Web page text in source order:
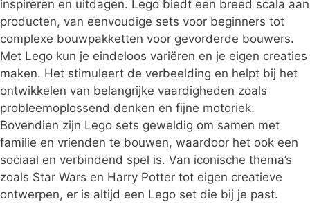
inspireren en uitdagen. Lego biedt een breed scala aan
producten, van eenvoudige sets voor beginners tot
complexe bouwpakketten voor gevorderde bouwers.
Met Lego kun je eindeloos variëren en je eigen creaties
maken. Het stimuleert de verbeelding en helpt bij het
ontwikkelen van belangrijke vaardigheden zoals
probleemoplossend denken en fijne motoriek.
Bovendien zijn Lego sets geweldig om samen met
familie en vrienden te bouwen, waardoor het ook een
sociaal en verbindend spel is. Van iconische thema’s
zoals Star Wars en Harry Potter tot eigen creatieve
ontwerpen, er is altijd een Lego set die bij je past.